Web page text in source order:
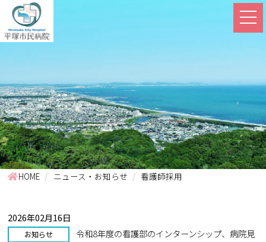
HOME ニュース・お知らせ 看護師採用
2026年02月16日
お知らせ
令和8年度の看護部のインターンシップ、病院見